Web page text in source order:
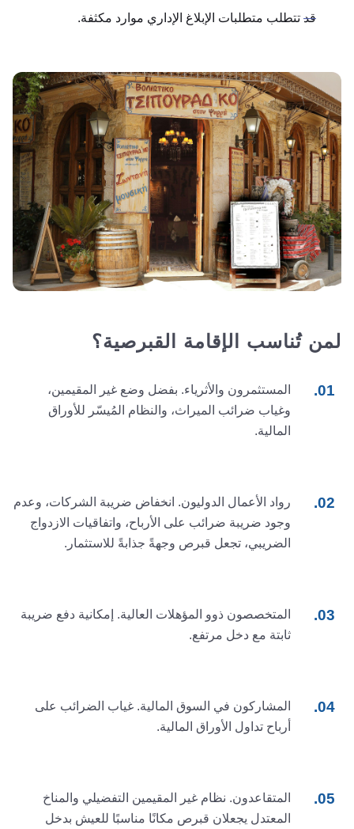
قد تتطلب متطلبات الإبلاغ الإداري موارد مكثفة.
لمن تُناسب الإقامة القبرصية؟
المستثمرون والأثرياء. بفضل وضع غير المقيمين،
وغياب ضرائب الميراث، والنظام المُيسّر للأوراق
المالية.
رواد الأعمال الدوليون. انخفاض ضريبة الشركات، وعدم
وجود ضريبة ضرائب على الأرباح، واتفاقيات الازدواج
الضريبي، تجعل قبرص وجهةً جذابةً للاستثمار.
المتخصصون ذوو المؤهلات العالية. إمكانية دفع ضريبة
ثابتة مع دخل مرتفع.
المشاركون في السوق المالية. غياب الضرائب على
أرباح تداول الأوراق المالية.
المتقاعدون. نظام غير المقيمين التفضيلي والمناخ
المعتدل يجعلان قبرص مكانًا مناسبًا للعيش بدخل